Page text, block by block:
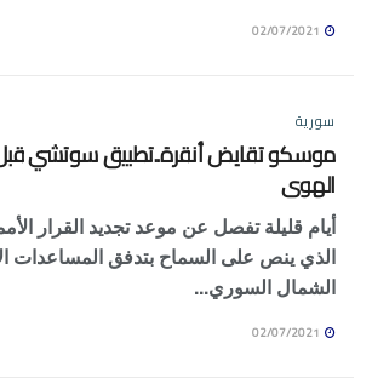
سورية
موسكو تقايض أنقرة..تطبيق سوتشي قبل
الهوى
الذي ينص على السماح بتدفق المساعدات
الشمال السوري...